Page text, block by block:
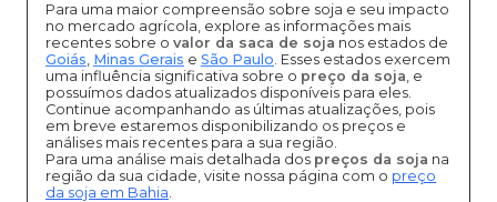
Para uma maior compreensão sobre soja e seu impacto
no mercado agrícola, explore as informações mais
recentes sobre o valor da saca de soja nos estados de
Goiás, Minas Gerais e São Paulo. Esses estados exercem
uma influência significativa sobre o preço da soja, e
possuímos dados atualizados disponíveis para eles.
Continue acompanhando as últimas atualizações, pois
em breve estaremos disponibilizando os preços e
análises mais recentes para a sua região.
Para uma análise mais detalhada dos preços da soja na
região da sua cidade, visite nossa página com o preço
da soja em Bahia.